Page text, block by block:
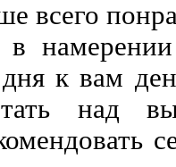
всего
к вам
над